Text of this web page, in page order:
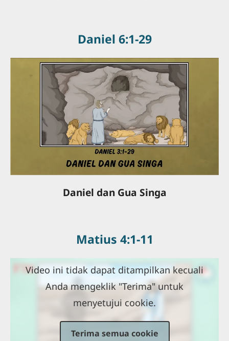
Daniel 6:1-29
Daniel dan Gua Singa
Matius 4:1-11
Video ini tidak dapat ditampilkan kecuali
Anda mengeklik "Terima" untuk
menyetujui cookie.
Terima semua cookie